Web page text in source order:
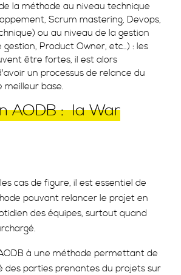
la méthode au niveau technique
Scrum mastering, Devops,
ou au niveau de la gestion
Product Owner, etc..) : les
être fortes, il est alors
un processus de relance du
meilleur base.
AODB : la War
cas de figure, il est essentiel de
pouvant relancer le projet en
des équipes, surtout quand
à une méthode permettant de
des parties prenantes du projets sur